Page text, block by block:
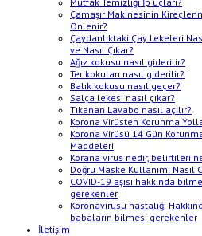
Çamaşır Makinesinin
Önlenir?
Çaydanlıktaki Çay Lekeleri
ve Nasıl Çıkar?
Ağız kokusu nasıl giderilir?
Ter kokuları nasıl giderilir?
Balık kokusu nasıl geçer?
Salça lekesi nasıl çıkar?
Tıkanan Lavabo nasıl açılır?
Korona Virüsten Korunma
Korona Virüsü 14 Gün
Maddeleri
Korana virüs nedir, belirtileri
Doğru Maske Kullanımı Nasıl
COVID-19 aşısı hakkında
gerekenler
Koronavirüsü hastalığı
babaların bilmesi gerekenler
İletişim